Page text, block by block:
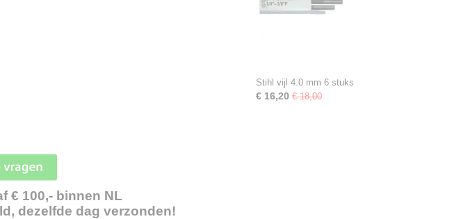
Stihl vijl 4.0 mm 6 stuks
€ 16,20 € 18,00
€ 100,- binnen NL
dezelfde dag verzonden!